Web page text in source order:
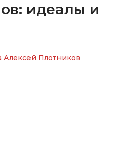
идеалы и
Алексей Плотников